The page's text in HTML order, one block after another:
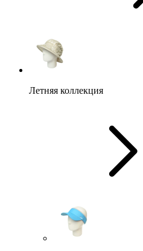
Летняя коллекция